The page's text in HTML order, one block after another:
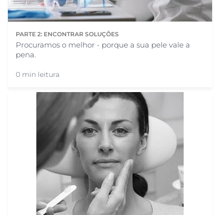
PARTE 2: ENCONTRAR SOLUÇÕES
Procuramos o melhor - porque a sua pele vale a
pena.
0 min leitura